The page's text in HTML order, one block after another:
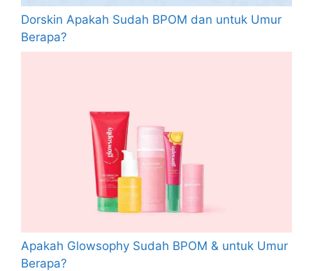
Dorskin Apakah Sudah BPOM dan untuk Umur
Berapa?
Apakah Glowsophy Sudah BPOM & untuk Umur
Berapa?